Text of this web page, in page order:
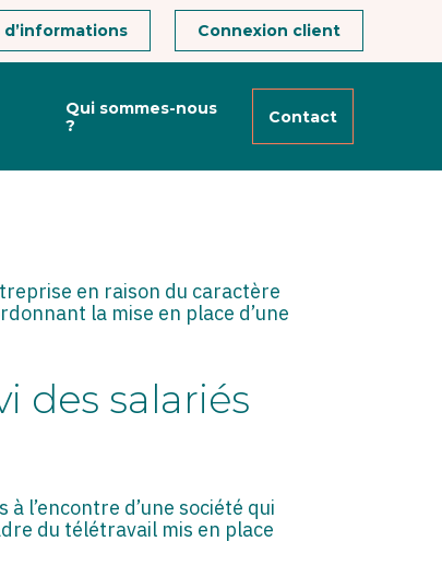
Connexion client
d’informations
Qui sommes-nous
?
Contact
en raison du caractère
la mise en place d’une
des salariés
l’encontre d’une société qui
du télétravail mis en place